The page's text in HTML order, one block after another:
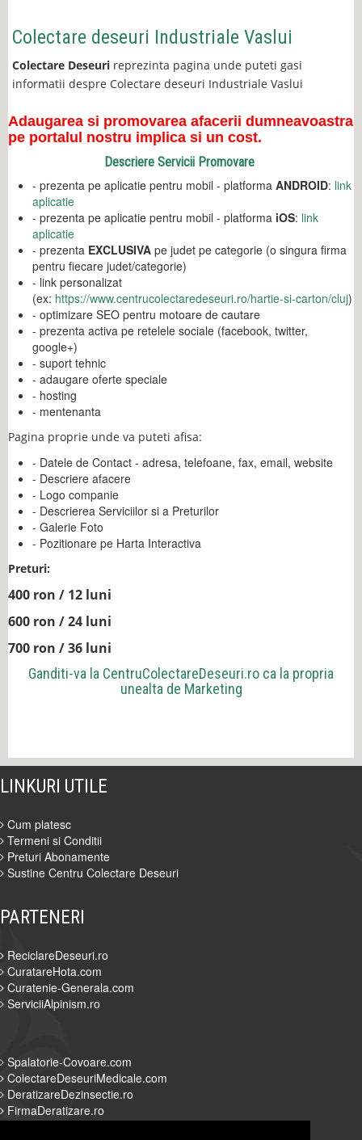
Colectare deseuri Industriale Vaslui
Colectare Deseuri reprezinta pagina unde puteti gasi
informatii despre Colectare deseuri Industriale Vaslui
Adaugarea si promovarea afacerii dumneavoastra
pe portalul nostru implica si un cost.
Descriere Servicii Promovare
- prezenta pe aplicatie pentru mobil - platforma ANDROID: link
aplicatie
- prezenta pe aplicatie pentru mobil - platforma iOS: link
aplicatie
- prezenta EXCLUSIVA pe judet pe categorie (o singura firma
pentru fiecare judet/categorie)
- link personalizat
(ex: https://www.centrucolectaredeseuri.ro/hartie-si-carton/cluj)
- optimizare SEO pentru motoare de cautare
- prezenta activa pe retelele sociale (facebook, twitter,
google+)
- suport tehnic
- adaugare oferte speciale
- hosting
- mentenanta
Pagina proprie unde va puteti afisa:
- Datele de Contact - adresa, telefoane, fax, email, website
- Descriere afacere
- Logo companie
- Descrierea Serviciilor si a Preturilor
- Galerie Foto
- Pozitionare pe Harta Interactiva
Preturi:
400 ron / 12 luni
600 ron / 24 luni
700 ron / 36 luni
Ganditi-va la CentruColectareDeseuri.ro ca la propria
unealta de Marketing
LINKURI UTILE
Cum platesc
Termeni si Conditii
Preturi Abonamente
Sustine Centru Colectare Deseuri
PARTENERI
ReciclareDeseuri.ro
CuratareHota.com
Curatenie-Generala.com
ServiciiAlpinism.ro
Spalatorie-Covoare.com
ColectareDeseuriMedicale.com
DeratizareDezinsectie.ro
FirmaDeratizare.ro